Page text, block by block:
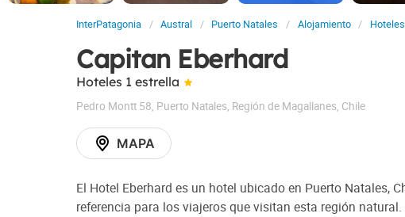
InterPatagonia Austral Puerto Natales Alojamiento
Capitan Eberhard
Hoteles 1 estrella
Pedro Montt 58, Puerto Natales, Región de Magallanes, Chile
MAPA
El Hotel Eberhard es un hotel ubicado en Puerto Natales,
referencia para los viajeros que visitan esta región natural.